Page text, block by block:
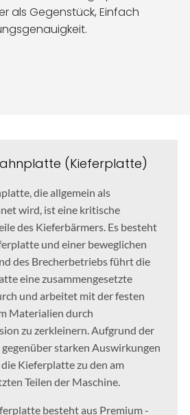
als Gegenstück, Einfach
(Kieferplatte)
die allgemein als
wird, ist eine kritische
des Kieferbärmers. Es besteht
und einer beweglichen
des Brecherbetriebs führt die
eine zusammengesetzte
und arbeitet mit der festen
Materialien durch
zu zerkleinern. Aufgrund der
starken Auswirkungen
Kieferplatte zu den am
Teilen der Maschine.
besteht aus Premium -